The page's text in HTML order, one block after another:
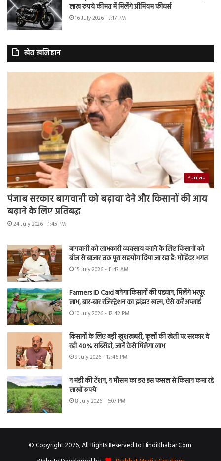
लाख रुपये कीमत में मिलेंगे प्रीमियम फीचर्स
16 July 2026 - 3:17 PM
खेत खलिहान
Punjab
पंजाब सरकार बागवानी को बढ़ावा देने और किसानों की आय
बढ़ाने के लिए प्रतिबद्ध
24 July 2026 - 1:45 PM
बागवानी को लाभकारी व्यवसाय बनाने के लिए किसानों को
बीज से बाजार तक पूरा सहयोग दिया जा रहा है: मोहिंदर भगत
15 July 2026 - 11:43 AM
Farmers ID Card बनेगा किसानों की पहचान, मिलेंगे भरपूर
लाभ, बार-बार रजिस्ट्रेशन का झंझट खत्म, ऐसे करें अप्लाई
10 July 2026 - 12:42 PM
किसानों के लिए बड़ी खुशखबरी, फूलों की खेती पर सरकार दे
रही 40% सब्सिडी, जानें कैसे मिलेगा लाभ
9 July 2026 - 12:46 PM
न मंडी की टेंशन, न मौसम का डर! इस फसल से किसान कमा रहे
लाखों रुपये
8 July 2026 - 6:07 PM
© Copyright 2026, All Rights Reserved to HindiKhabar.Com